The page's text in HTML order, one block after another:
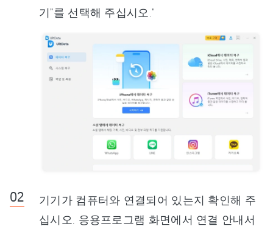
기”를 선택해 주십시오."
기기가 컴퓨터와 연결되어 있는지 확인해 주
십시오. 응용프로그램 화면에서 연결 안내서